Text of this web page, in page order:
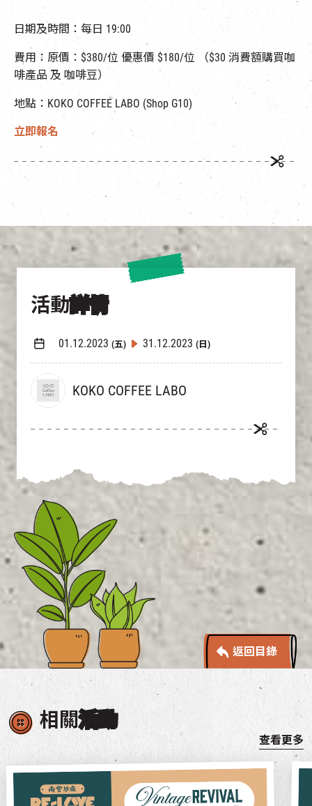
活動詳情
01.12.2023 (五) 31.12.2023 (日)
KOKO COFFEE LABO
返回目錄
日期及時間 ：每日 19:00
費用：原價：$380/位 優惠價 $180/位 （$30 消費額購買咖
啡產品 及 咖啡豆）
地點： KOKO COFFEE LABO (Shop G10)
立即報名
相關活動
查看更多